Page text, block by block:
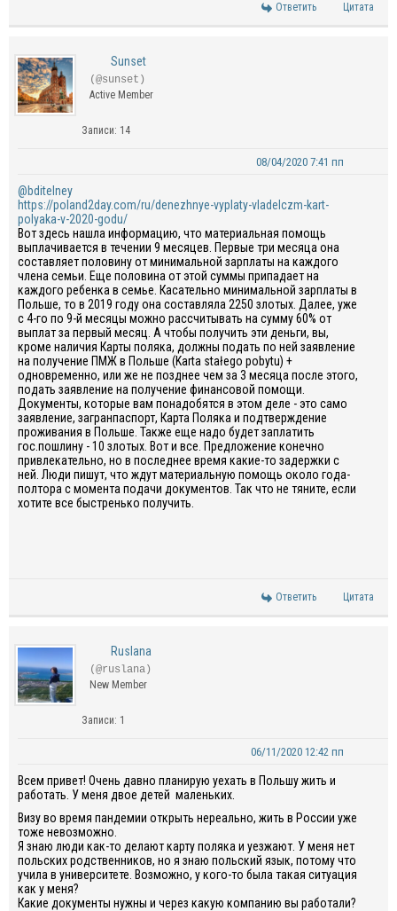
Ответить Цитата
Sunset
(@sunset)
Active Member
Записи: 14
08/04/2020 7:41 пп
@bditelney
https://poland2day.com/ru/denezhnye-vyplaty-vladelczm-kart-
polyaka-v-2020-godu/
Вот здесь нашла информацию, что материальная помощь
выплачивается в течении 9 месяцев. Первые три месяца она
составляет половину от минимальной зарплаты на каждого
члена семьи. Еще половина от этой суммы припадает на
каждого ребенка в семье. Касательно минимальной зарплаты в
Польше, то в 2019 году она составляла 2250 злотых. Далее, уже
с 4-го по 9-й месяцы можно рассчитывать на сумму 60% от
выплат за первый месяц. А чтобы получить эти деньги, вы,
кроме наличия Карты поляка, должны подать по ней заявление
на получение ПМЖ в Польше (Karta stałego pobytu) +
одновременно, или же не позднее чем за 3 месяца после этого,
подать заявление на получение финансовой помощи.
Документы, которые вам понадобятся в этом деле - это само
заявление, загранпаспорт, Карта Поляка и подтверждение
проживания в Польше. Также еще надо будет заплатить
гос.пошлину - 10 злотых. Вот и все. Предложение конечно
привлекательно, но в последнее время какие-то задержки с
ней. Люди пишут, что ждут материальную помощь около года-
полтора с момента подачи документов. Так что не тяните, если
хотите все быстренько получить.
Ответить Цитата
Ruslana
(@ruslana)
New Member
Записи: 1
06/11/2020 12:42 пп
Всем привет! Очень давно планирую уехать в Польшу жить и
работать. У меня двое детей маленьких.
Визу во время пандемии открыть нереально, жить в России уже
тоже невозможно.
Я знаю люди как-то делают карту поляка и уезжают. У меня нет
польских родственников, но я знаю польский язык, потому что
учила в университете. Возможно, у кого-то была такая ситуация
как у меня?
Какие документы нужны и через какую компанию вы работали?